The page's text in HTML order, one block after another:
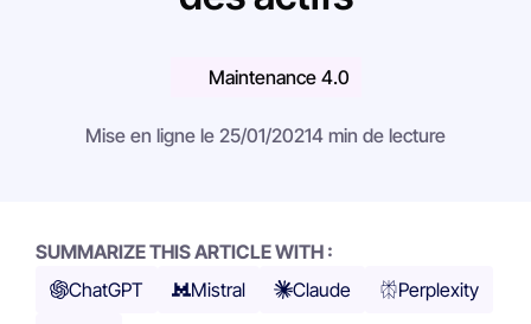
Maintenance 4.0
Mise en ligne le 25/01/20214 min de lecture
SUMMARIZE THIS ARTICLE WITH :
ChatGPT
Mistral Claude
Perplexity